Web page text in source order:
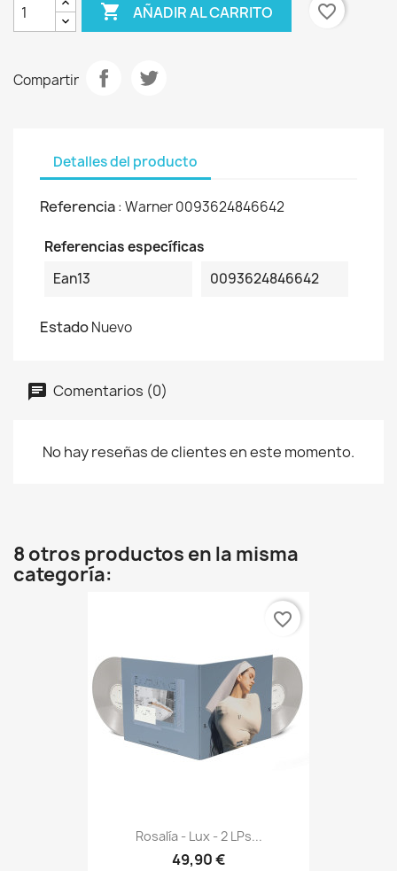
 AÑADIR AL CARRITO favorite_border
Compartir
Detalles del producto
Referencia: Warner 0093624846642
Referencias específicas
Ean13
0093624846642
EstadoNuevo
Comentarios (0)
No hay reseñas de clientes en este momento.
8 otros productos en la misma
categoría:
Rosalía - Lux - 2 LPs...
49,90 €
favorite_border